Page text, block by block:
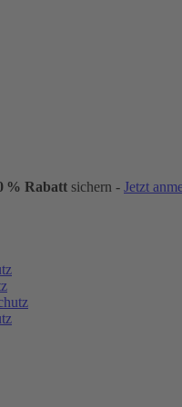
% Rabatt sichern - Jetzt